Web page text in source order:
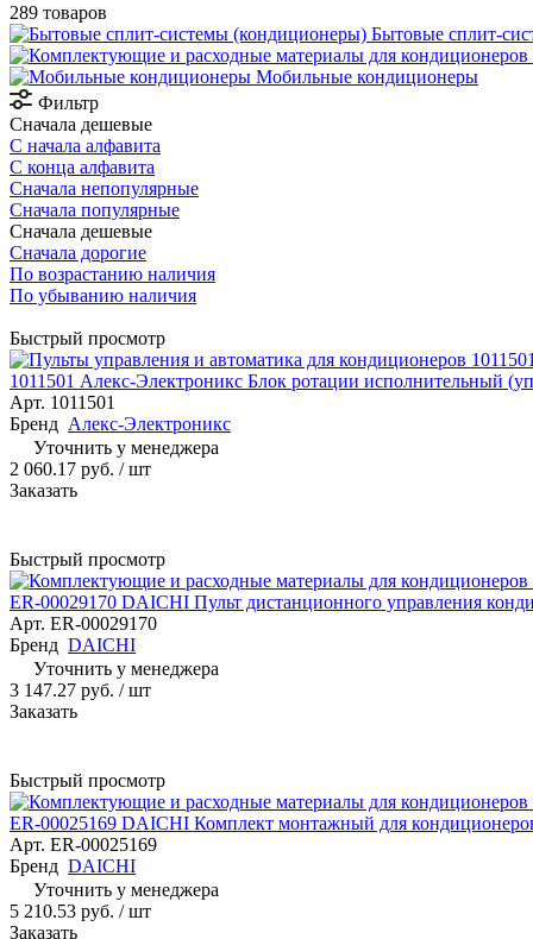
289 товаров
Бытовые сплит-
Мобильные кондиционеры
Фильтр
Сначала дешевые
С начала алфавита
С конца алфавита
Сначала непопулярные
Сначала популярные
Сначала дешевые
Сначала дорогие
По возрастанию наличия
По убыванию наличия
Быстрый просмотр
1011501 Алекс-Электроникс Блок ротации исполнительный
Арт. 1011501
Бренд Алекс-Электроникс
Уточнить у менеджера
2 060.17 руб. / шт
Заказать
Быстрый просмотр
ER-00029170 DAICHI Пульт дистанционного управления
Арт. ER-00029170
Бренд DAICHI
Уточнить у менеджера
3 147.27 руб. / шт
Заказать
Быстрый просмотр
ER-00025169 DAICHI Комплект монтажный для
Арт. ER-00025169
Бренд DAICHI
Уточнить у менеджера
5 210.53 руб. / шт
Заказать